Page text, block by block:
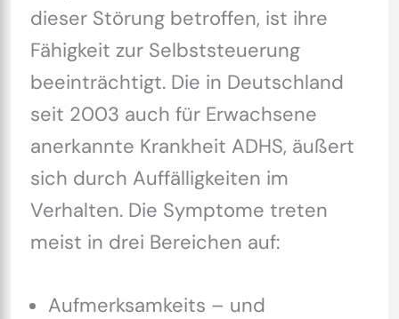
dieser Störung betroffen, ist ihre
Fähigkeit zur Selbststeuerung
beeinträchtigt. Die in Deutschland
seit 2003 auch für Erwachsene
anerkannte Krankheit ADHS, äußert
sich durch Auffälligkeiten im
Verhalten. Die Symptome treten
meist in drei Bereichen auf:
Aufmerksamkeits – und